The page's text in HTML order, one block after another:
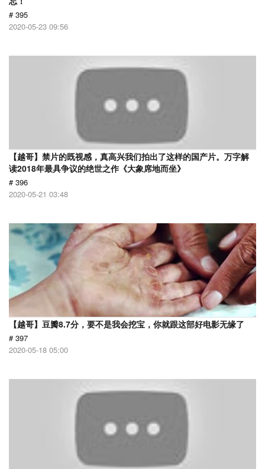
# 395
2020-05-23 09:56
【越哥】禁片的既视感，真高兴我们拍出了这样的国产片。万字解
读2018年最具争议的绝世之作《大象席地而坐》
# 396
2020-05-21 03:48
【越哥】豆瓣8.7分，要不是我会挖宝，你就跟这部好电影无缘了
# 397
2020-05-18 05:00